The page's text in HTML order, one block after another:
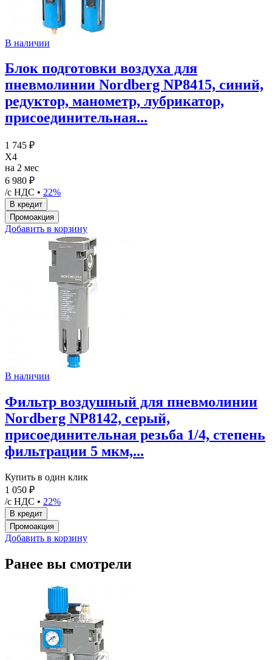
В наличии
Блок подготовки воздуха для
пневмолинии Nordberg NP8415, синий,
редуктор, манометр, лубрикатор,
присоединительная...
1 745 ₽
X4
на 2 мес
6 980 ₽
/с НДС • 22%
Добавить в корзину
В наличии
Фильтр воздушный для пневмолинии
Nordberg NP8142, серый,
присоединительная резьба 1/4, степень
фильтрации 5 мкм,...
Купить в один клик
1 050 ₽
/с НДС • 22%
Добавить в корзину
Ранее вы смотрели